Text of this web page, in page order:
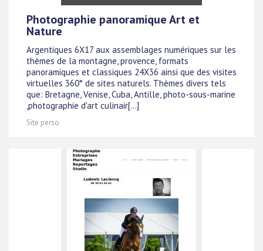
Photographie panoramique Art et
Nature
Argentiques 6X17 aux assemblages numériques sur les
thèmes de la montagne, provence, formats
panoramiques et classiques 24X36 ainsi que des visites
virtuelles 360° de sites naturels. Thèmes divers tels
que: Bretagne, Venise, Cuba, Antille, photo-sous-marine
,photographie d'art culinair[...]
Site perso